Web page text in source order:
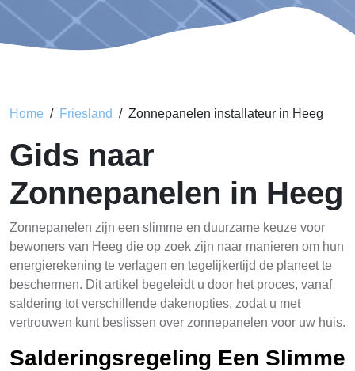
Home Friesland Zonnepanelen installateur in Heeg
Gids naar
Zonnepanelen in Heeg
Zonnepanelen zijn een slimme en duurzame keuze voor
bewoners van Heeg die op zoek zijn naar manieren om hun
energierekening te verlagen en tegelijkertijd de planeet te
beschermen. Dit artikel begeleidt u door het proces, vanaf
saldering tot verschillende dakenopties, zodat u met
vertrouwen kunt beslissen over zonnepanelen voor uw huis.
Salderingsregeling Een Slimme